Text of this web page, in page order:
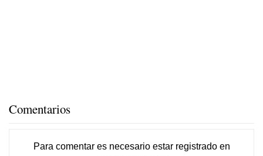
Comentarios
Para comentar es necesario estar registradoen